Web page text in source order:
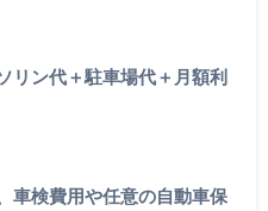
リン代＋駐車場代＋月額利
車検費用や任意の自動車保